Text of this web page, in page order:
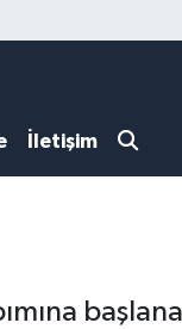
İletişim